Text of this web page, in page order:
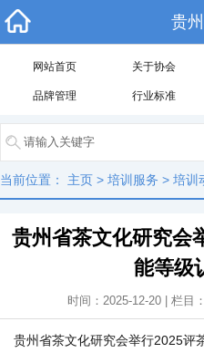
贵
网站首页 关于协会
品牌管理 行业标准
当前位置： 主页 > 培训服务 > 培训
贵州省茶文化研究会
能等级
时间：2025-12-20 | 栏目：
贵州省茶文化研究会举行2025评